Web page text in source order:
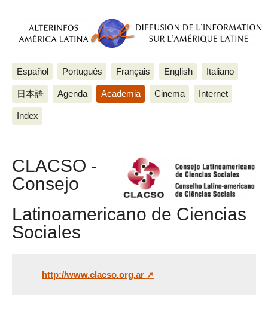
Español Português Français English Italiano
日本語 Agenda Academia Cinema Internet
Index
CLACSO -
Consejo
Latinoamericano de Ciencias
Sociales
http://www.clacso.org.ar